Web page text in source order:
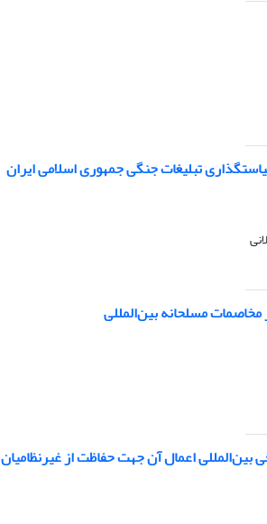
تبلیغات جنگی جمهوری اسلامی ایران
مسلحانه بین‌المللی
بین‌المللی اعمال آن جهت حفاظت از غیرنظامیان